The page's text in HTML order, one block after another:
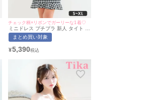
チェック柄×リボンでガーリーな1着♡
ミニドレス プチプラ 新人 タイト ノ
ースリーブ チェック柄 低身長 谷間
胸元隠し リボン フリル ガーリー モ
用/S~XLサイズ対応) | myMinette/マ
まとめ買い対象
¥5,390